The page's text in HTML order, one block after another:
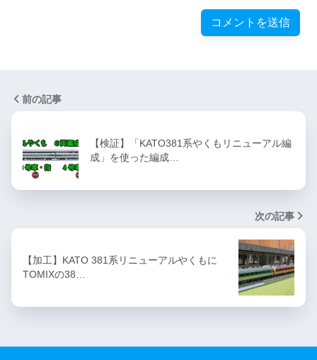
前の記事
【検証】「KATO381系やくもリニューアル編
成」を使った編成…
次の記事
【加工】KATO 381系リニューアルやくもに
TOMIXの38…